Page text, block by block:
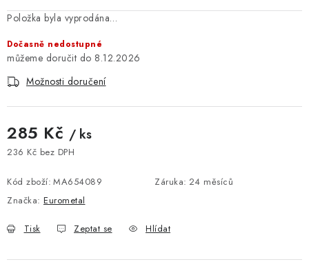
Položka byla vyprodána…
Dočasně nedostupné
8.12.2026
Možnosti doručení
285 Kč / ks
236 Kč bez DPH
Kód zboží: MA654089 Záruka: 24 měsíců
Značka: Eurometal
Tisk Zeptat se Hlídat